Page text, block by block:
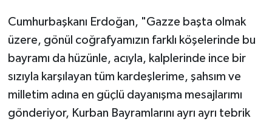
Cumhurbaşkanı Erdoğan, "Gazze başta olmak
üzere, gönül coğrafyamızın farklı köşelerinde bu
bayramı da hüzünle, acıyla, kalplerinde ince bir
sızıyla karşılayan tüm kardeşlerime, şahsım ve
milletim adına en güçlü dayanışma mesajlarımı
gönderiyor, Kurban Bayramlarını ayrı ayrı tebrik
Bursa Müftülüğü
Çanakkale Müftülüğü
Çankırı Müftülüğü
Çorum Müftülüğü
Duyurular
Podcast
Bilim, Teknoloji
Biyografiler